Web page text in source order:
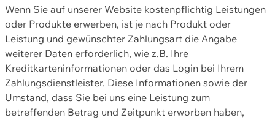
Wenn Sie auf unserer Website kostenpflichtig Leistungen
oder Produkte erwerben, ist je nach Produkt oder
Leistung und gewünschter Zahlungsart die Angabe
weiterer Daten erforderlich, wie z.B. Ihre
Kreditkarteninformationen oder das Login bei Ihrem
Zahlungsdienstleister. Diese Informationen sowie der
Umstand, dass Sie bei uns eine Leistung zum
betreffenden Betrag und Zeitpunkt erworben haben,